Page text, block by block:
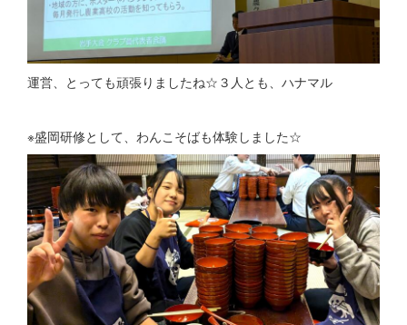
運営、とっても頑張りましたね☆３人とも、ハナマル
※盛岡研修として、わんこそばも体験しました☆